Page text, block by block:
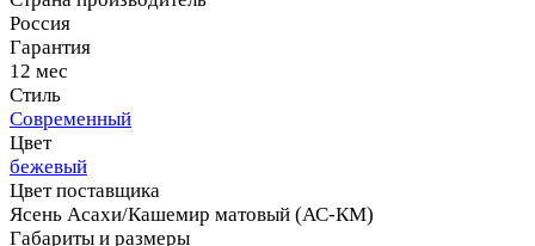
Россия
Гарантия
12 мес
Стиль
Современный
Цвет
бежевый
Цвет поставщика
Ясень Асахи/Кашемир матовый (АС-КМ)
Габариты и размеры